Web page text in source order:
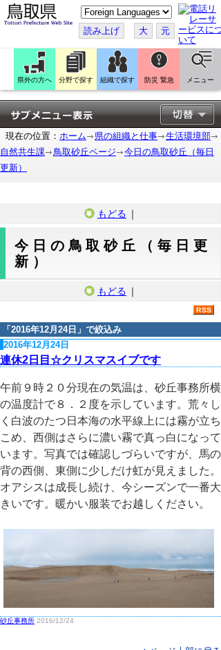
こ
の
ペ
ー
ジ
翻
訳
す
る
読み上げ 大 元
県外の方へ 分野で探す 組織で探す 防災 緊急 メニュー
現在の位置： ホーム 県の組織と仕事
生活環境部
自然共生課
鳥取砂丘ページ
今日の鳥取砂丘（毎日
更新）
もどる ｜
今日の鳥取砂丘（毎日更
新）
もどる ｜
「 2016年12月24日 」で絞込み
2016年12月24日
連休2日目☆クリスマスイブです
午前９時２０分現在の気温は、砂丘事務所横
の温度計で８．２度を示しています。荒々し
く白波のたつ日本海の水平線上には霧が立ち
こめ、西側はさらに濃い霧で真っ白になって
います。写真では確認しづらいですが、馬の
背の西側、東側に少しだけ虹が見えました。
オアシスは成長し続け、今シーズンで一番大
きいです。暖かい服装でお越しください。
砂丘事務所 2016/12/24